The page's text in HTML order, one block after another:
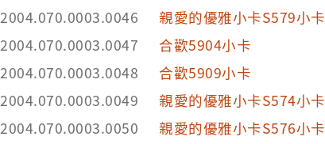
2004.070.0003.0046
親愛的優雅小卡S579小卡
2004.070.0003.0047
合歡5904小卡
2004.070.0003.0048
合歡5909小卡
2004.070.0003.0049
親愛的優雅小卡S574小卡
2004.070.0003.0050
親愛的優雅小卡S576小卡